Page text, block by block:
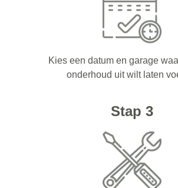
Kies een datum en garage
onderhoud uit wilt laten
Stap 3